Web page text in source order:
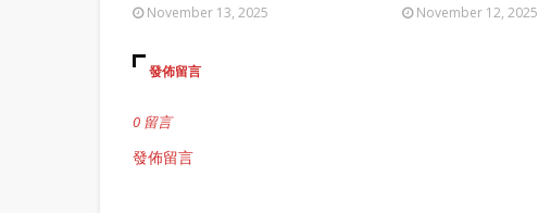
November 13, 2025 November 12, 2025
發佈留言
0 留言
發佈留言